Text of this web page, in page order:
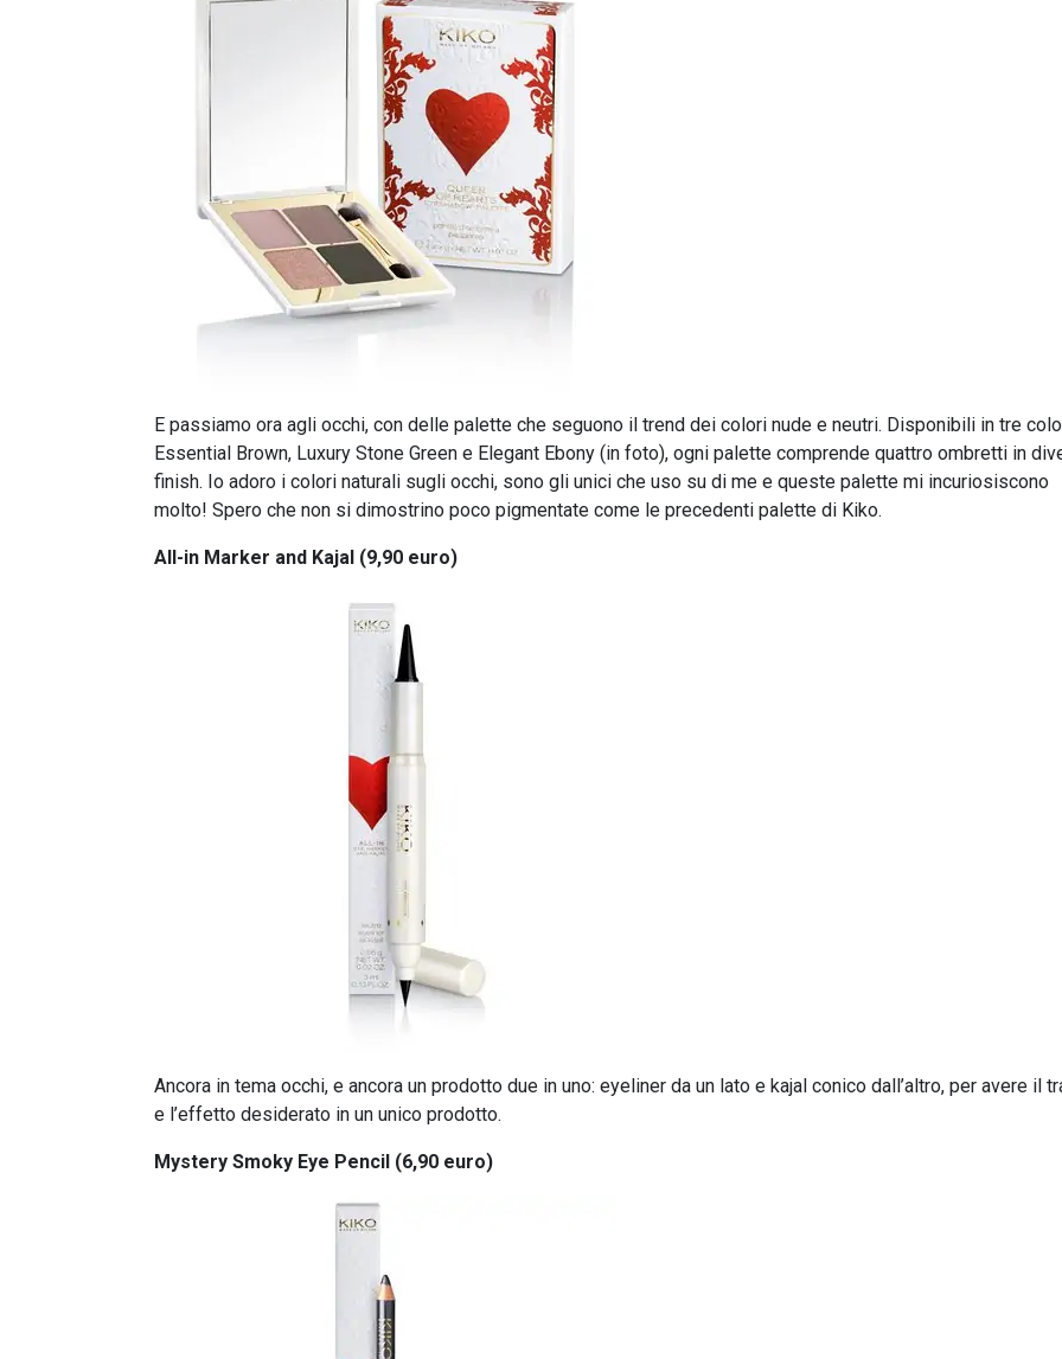
E passiamo ora agli occhi, con delle palette che seguono il trend dei colori nude e neutri. Disponibili in tre
Essential Brown, Luxury Stone Green e Elegant Ebony (in foto), ogni palette comprende quattro ombretti in
finish. Io adoro i colori naturali sugli occhi, sono gli unici che uso su di me e queste palette mi incuriosiscono
molto! Spero che non si dimostrino poco pigmentate come le precedenti palette di Kiko.
All-in Marker and Kajal (9,90 euro)
Ancora in tema occhi, e ancora un prodotto due in uno: eyeliner da un lato e kajal conico dall’altro, per avere il
e l’effetto desiderato in un unico prodotto.
Mystery Smoky Eye Pencil (6,90 euro)